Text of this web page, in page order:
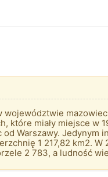
które miały miejsce w
Warszawy. Jedynym
1 217,82 km2. W
2 783, a ludność